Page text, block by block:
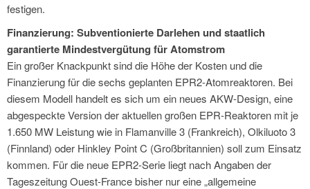
festigen.
Finanzierung: Subventionierte Darlehen und staatlich
garantierte Mindestvergütung für Atomstrom
Ein großer Knackpunkt sind die Höhe der Kosten und die
Finanzierung für die sechs geplanten EPR2-Atomreaktoren. Bei
diesem Modell handelt es sich um ein neues AKW-Design, eine
abgespeckte Version der aktuellen großen EPR-Reaktoren mit je
1.650 MW Leistung wie in Flamanville 3 (Frankreich), Olkiluoto 3
(Finnland) oder Hinkley Point C (Großbritannien) soll zum Einsatz
kommen. Für die neue EPR2-Serie liegt nach Angaben der
Tageszeitung Ouest-France bisher nur eine „allgemeine